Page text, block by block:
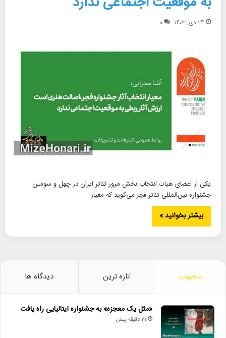
۲۴ دی, ۱۴۰۳ ۰
یکی از اعضای هیات انتخاب بخش مرور تئاتر ایران در چهل و سومین
جشنواره بین‌المللی تئاتر فجر می‌گوید که معیار…
بیشتر بخوانید »
محبوب تازه ترین دیدگاه ها
«مثل یک معجزه» به جشنواره ایتالیایی راه یافت
21 دقیقه پیش